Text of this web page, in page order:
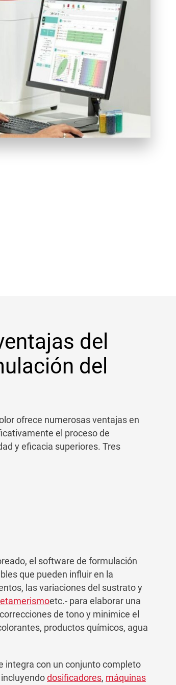
del
del
ofrece numerosas ventajas en
el proceso de
y eficacia superiores. Tres
el software de formulación
que pueden influir en la
las variaciones del sustrato y
etc.- para elaborar una
de tono y minimice el
productos químicos, agua
integra con un conjunto completo
dosificadores, máquinas